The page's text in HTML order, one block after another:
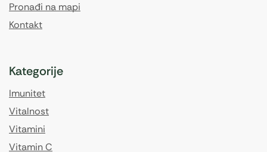
Pronađi na mapi
Kontakt
Kategorije
Imunitet
Vitalnost
Vitamini
Vitamin C